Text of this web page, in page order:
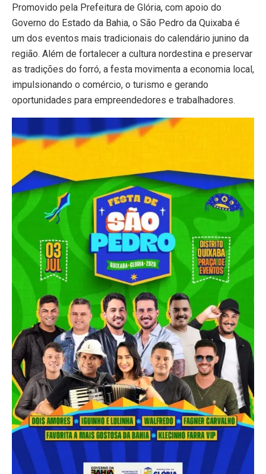
Promovido pela Prefeitura de Glória, com apoio do
Governo do Estado da Bahia, o São Pedro da Quixaba é
um dos eventos mais tradicionais do calendário junino da
região. Além de fortalecer a cultura nordestina e preservar
as tradições do forró, a festa movimenta a economia local,
impulsionando o comércio, o turismo e gerando
oportunidades para empreendedores e trabalhadores.